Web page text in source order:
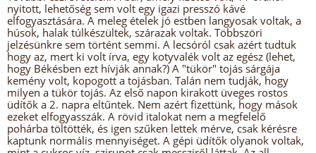
nyitott, lehetőség sem volt egy igazi presszó kávé
elfogyasztására. A meleg ételek jó estben langyosak voltak, a
húsok, halak túlkészültek, szárazak voltak. Többszöri
jelzésünkre sem történt semmi. A lecsóról csak azért tudtuk
hogy az, mert ki volt írva, egy kotyvalék volt az egész (lehet,
hogy Békésben ezt hívják annak?) A "tükör" tojás sárgája
kemény volt, kopogott a tojásban. Talán nem tudják, hogy
milyen a tükör tojás. Az első napon kirakott üveges rostos
üdítők a 2. napra eltűntek. Nem azért fizettünk, hogy mások
ezeket elfogyasszák. A rövid italokat nem a megfelelő
pohárba töltötték, és igen szűken lettek mérve, csak kérésre
kaptunk normális mennyiséget. A gépi üdítők olyanok voltak,